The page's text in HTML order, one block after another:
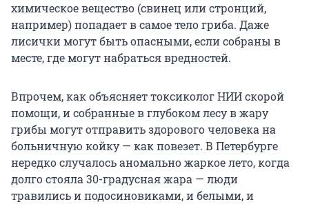
химическое вещество (свинец или стронций,
например) попадает в самое тело гриба. Даже
лисички могут быть опасными, если собраны в
месте, где могут набраться вредностей.
Впрочем, как объясняет токсиколог НИИ скорой
помощи, и собранные в глубоком лесу в жару
грибы могут отправить здорового человека на
больничную койку — как повезет. В Петербурге
нередко случалось аномально жаркое лето, когда
долго стояла 30-градусная жара — люди
травились и подосиновиками, и белыми, и